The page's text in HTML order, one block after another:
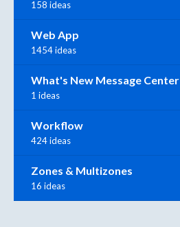
158 ideas
Web App
1454 ideas
What's New Message Center
1 ideas
Workflow
424 ideas
Zones & Multizones
16 ideas